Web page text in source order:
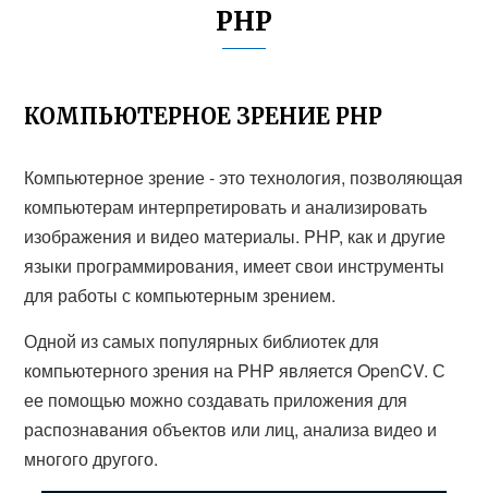
PHP
КОМПЬЮТЕРНОЕ ЗРЕНИЕ PHP
Компьютерное зрение - это технология, позволяющая
компьютерам интерпретировать и анализировать
изображения и видео материалы. PHP, как и другие
языки программирования, имеет свои инструменты
для работы с компьютерным зрением.
Одной из самых популярных библиотек для
компьютерного зрения на PHP является OpenCV. С
ее помощью можно создавать приложения для
распознавания объектов или лиц, анализа видео и
многого другого.